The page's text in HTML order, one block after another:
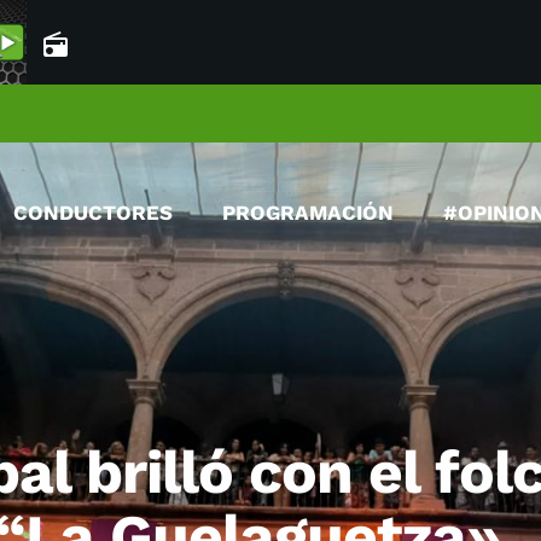
radio
CONDUCTORES PROGRAMACIÓN
brilló con el